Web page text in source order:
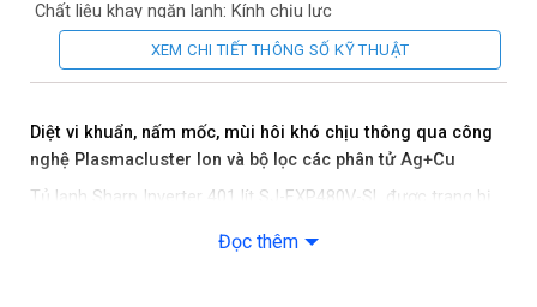
Chất liệu khay ngăn lạnh: Kính chịu lực
Chất liệu ống dẫn gas, dàn lạnh: Ống dẫn gas bằng Đồng và
Năm ra mắt: 2020
Sản xuất tại: Trung Quốc
Mức tiêu thụ điện năng
XEM CHI TIẾT THÔNG SỐ KỸ THUẬT
Diệt vi khuẩn, nấm mốc, mùi hôi khó chịu thông qua công
nghệ Plasmacluster Ion và bộ lọc các phân tử Ag+Cu
Tủ lạnh Sharp Inverter 401 lít SJ-FXP480V-SL được trang bị
nhờ vào bộ lọc các phân tử Ag+Cu giúp diệt vi khuẩn, nấm
Đọc thêm